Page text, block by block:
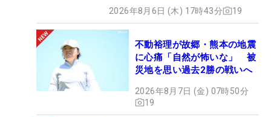
2026年8月6日 (木) 17時43分 19
不動裕理が故郷・熊本の地震
に心痛「自然が怖いな」 被
災地を思い過去2勝の戦いへ
2026年8月7日 (金) 07時50分
19